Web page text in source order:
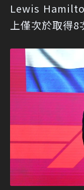
Lewis
上僅次於取得8